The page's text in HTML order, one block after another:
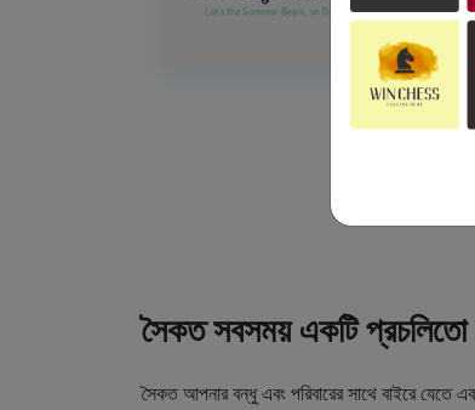
সৈকত সবসময় একটি প্রচলিতো
সৈকত আপনার বন্ধু এবং পরিবারের সাথে বাইরে যেতে